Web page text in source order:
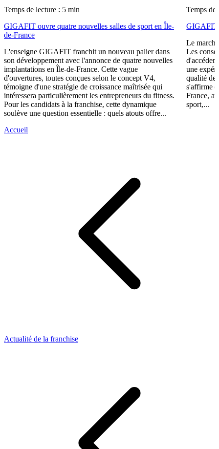
Temps de lecture : 5 min
GIGAFIT ouvre quatre nouvelles salles de sport en Île-
de-France
L'enseigne GIGAFIT franchit un nouveau palier dans
son développement avec l'annonce de quatre nouvelles
implantations en Île-de-France. Cette vague
d'ouvertures, toutes conçues selon le concept V4,
témoigne d'une stratégie de croissance maîtrisée qui
intéressera particulièrement les entrepreneurs du fitness.
Pour les candidats à la franchise, cette dynamique
soulève une question essentielle : quels atouts offre...
Temps de
GIGAFIT
Le
Les
d'accéder
une
qualité
s'affirme
France,
sport,...
Accueil
Actualité de la franchise